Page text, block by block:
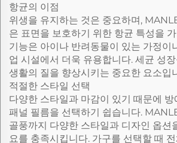
항균의 이점
위생을 유지하는 것은 중요하며,
은 표면을 보호하기 위한 항균 특성을
기능은 아이나 반려동물이 있는 가정이
업 시설에서 더욱 유용합니다. 세균 성
생활의 질을 향상시키는 중요한 요소입
적절한 스타일 선택
다양한 스타일과 마감이 있기 때문에
패널 필름을 선택하기 쉽습니다.
골풍까지 다양한 스타일과 디자인 옵션
요를 충족시킵니다. 가구를 선택할 때